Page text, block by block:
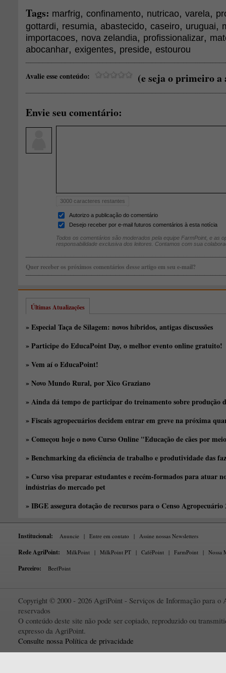
Tags: marfrig, confinamento, nutricao, varela,
gottardi, resumia, abastecido, caseiro, uruguai,
importacoes, nova zelandia, profissionalizar,
abocanhar, exigentes, preside, estourou
Avalie esse conteúdo: (e seja o primeiro
Envie seu comentário:
3000 caracteres restantes
Autorizo a publicação do comentário
Desejo receber por e-mail futuros comentários à esta notícia
Todos os comentários são moderados pela equipe FarmPoint, e as
responsabilidade exclusiva dos leitores. Contamos com sua
Quer receber os próximos comentários desse artigo em seu e-mail?
Últimas Atualizações
» Especial Taça de Silagem: novos híbridos, antigas discussões
» Participe do EducaPoint Day, o melhor evento online gratuito!
» Vem aí o EducaPoint!
» Novo Mundo Rural, por Xico Graziano
» Ainda dá tempo de participar do treinamento sobre produção
» Fiscais agropecuários decidem entrar em greve na próxima
» Começou hoje o novo Curso Online "Educação de cães por
» Benchmarking da eficiência de trabalho e produtividade das
» Curso visa preparar estudantes e recém-formados para atuar
indústrias do mercado pet
» IBGE assegura dotação de recursos para o Censo Agropecuário
Institucional: Anuncie | Entre em contato | Assine nossas Newsletters
Rede AgriPoint: MilkPoint | MilkPoint PT | CaféPoint | FarmPoint | Nossa
Parceiro: BeefPoint
Copyright © 2000 - 2026 AgriPoint - Serviços de Informação para o
reservados
O conteúdo deste site não pode ser copiado, reproduzido ou
expresso da AgriPoint.
Consulte nossa Política de privacidade